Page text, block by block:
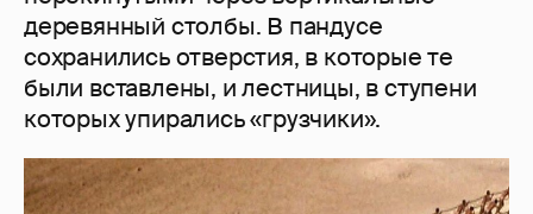
деревянный столбы. В пандусе
сохранились отверстия, в которые те
были вставлены, и лестницы, в ступени
которых упирались «грузчики».